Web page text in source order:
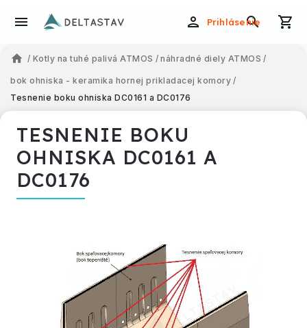
Prihlásenie
/ Kotly na tuhé palivá ATMOS / náhradné diely ATMOS /
bok ohniska - keramika hornej prikladacej komory /
Tesnenie boku ohniska DC0161 a DC0176
TESNENIE BOKU
OHNISKA DC0161 A
DC0176